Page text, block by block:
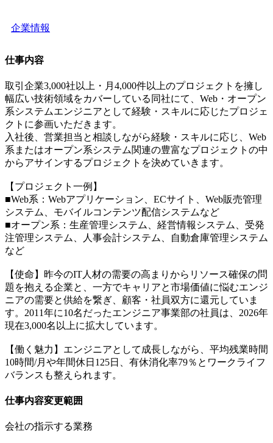
企業情報
仕事内容
取引企業3,000社以上・月4,000件以上のプロジェクトを擁し
幅広い技術領域をカバーしている同社にて、Web・オープン
系システムエンジニアとして経験・スキルに応じたプロジェ
クトに参画いただきます。
入社後、営業担当と相談しながら経験・スキルに応じ、Web
系またはオープン系システム関連の豊富なプロジェクトの中
からアサインするプロジェクトを決めていきます。
【プロジェクト一例】
■Web系：Webアプリケーション、ECサイト、Web販売管理
システム、モバイルコンテンツ配信システムなど
■オープン系：生産管理システム、経営情報システム、受発
注管理システム、人事会計システム、自動倉庫管理システム
など
【使命】昨今のIT人材の需要の高まりからリソース確保の問
題を抱える企業と、一方でキャリアと市場価値に悩むエンジ
ニアの需要と供給を繋ぎ、顧客・社員双方に還元していま
す。2011年に10名だったエンジニア事業部の社員は、2026年
現在3,000名以上に拡大しています。
【働く魅力】エンジニアとして成長しながら、平均残業時間
10時間/月や年間休日125日、有休消化率79％とワークライフ
バランスも整えられます。
仕事内容変更範囲
会社の指示する業務